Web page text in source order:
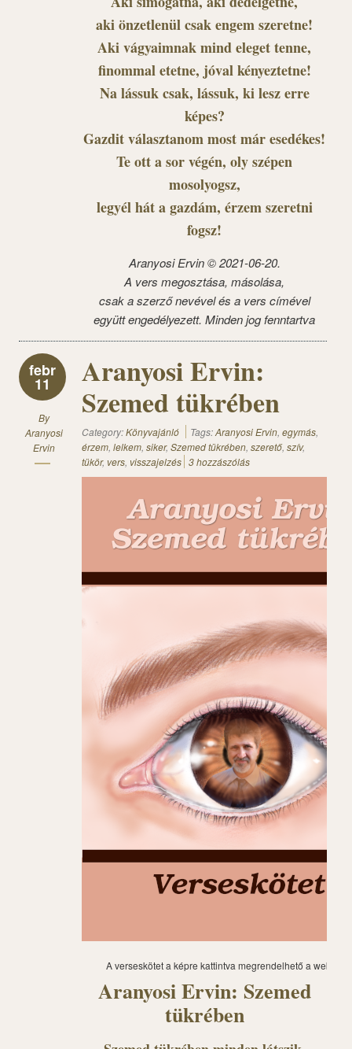
aki önzetlenül csak engem szeretne!
Aki vágyaimnak mind eleget tenne,
finommal etetne, jóval kényeztetne!
Na lássuk csak, lássuk, ki lesz erre
képes?
Gazdit választanom most már esedékes!
Te ott a sor végén, oly szépen
mosolyogsz,
legyél hát a gazdám, érzem szeretni
fogsz!
Aranyosi Ervin © 2021-06-20.
A vers megosztása, másolása,
csak a szerző nevével és a vers címével
együtt engedélyezett. Minden jog fenntartva
febr
11
By
Aranyosi
Ervin
Aranyosi Ervin:
Szemed tükrében
Category:Könyvajánló Tags:Aranyosi Ervin, egymás,
érzem, lelkem, siker, Szemed tükrében, szerető, szív,
tükör, vers, visszajelzés 3 hozzászólás
A verseskötet a képre kattintva megrendelhető a
Aranyosi Ervin: Szemed
tükrében